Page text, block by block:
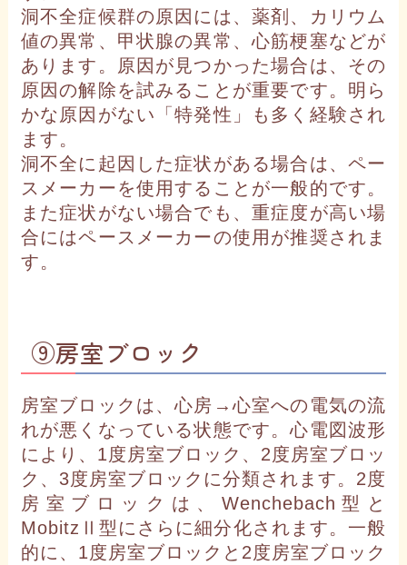
洞不全症候群の原因には、薬剤、カリウム
値の異常、甲状腺の異常、心筋梗塞などが
あります。原因が見つかった場合は、その
原因の解除を試みることが重要です。明ら
かな原因がない「特発性」も多く経験され
ます。
洞不全に起因した症状がある場合は、ペー
スメーカーを使用することが一般的です。
また症状がない場合でも、重症度が高い場
合にはペースメーカーの使用が推奨されま
す。
⑨房室ブロック
房室ブロックは、心房→心室への電気の流
れが悪くなっている状態です。心電図波形
により、1度房室ブロック、2度房室ブロッ
ク、3度房室ブロックに分類されます。2度
房室ブロックは、Wenchebach型と
MobitzⅡ型にさらに細分化されます。一般
的に、1度房室ブロックと2度房室ブロック